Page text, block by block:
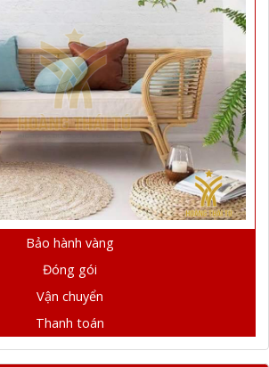
Bảo hành vàng
Đóng gói
Vận chuyển
Thanh toán